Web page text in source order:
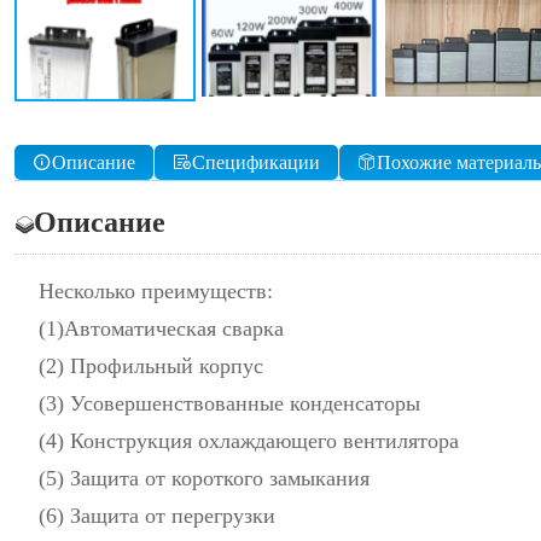
Описание Спецификации Похожие
Описание
Несколько преимуществ:
(1)Автоматическая сварка
(2) Профильный корпус
(3) Усовершенствованные конденсаторы
(4) Конструкция охлаждающего вентилятора
(5) Защита от короткого замыкания
(6) Защита от перегрузки